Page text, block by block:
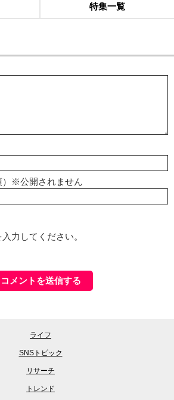
特集一覧
）※公開されません
力してください。
ライフ
SNSトピック
リサーチ
トレンド